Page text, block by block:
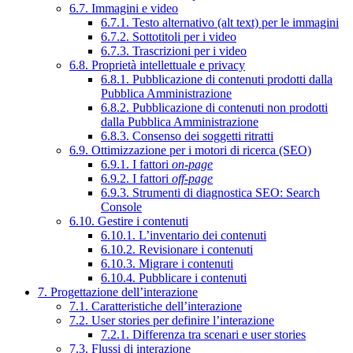
6.7. Immagini e video
6.7.1. Testo alternativo (alt text) per le immagini
6.7.2. Sottotitoli per i video
6.7.3. Trascrizioni per i video
6.8. Proprietà intellettuale e privacy
6.8.1. Pubblicazione di contenuti prodotti dalla
Pubblica Amministrazione
6.8.2. Pubblicazione di contenuti non prodotti
dalla Pubblica Amministrazione
6.8.3. Consenso dei soggetti ritratti
6.9. Ottimizzazione per i motori di ricerca (SEO)
6.9.1. I fattori on-page
6.9.2. I fattori off-page
6.9.3. Strumenti di diagnostica SEO: Search
Console
6.10. Gestire i contenuti
6.10.1. L’inventario dei contenuti
6.10.2. Revisionare i contenuti
6.10.3. Migrare i contenuti
6.10.4. Pubblicare i contenuti
7. Progettazione dell’interazione
7.1. Caratteristiche dell’interazione
7.2. User stories per definire l’interazione
7.2.1. Differenza tra scenari e user stories
7.3. Flussi di interazione